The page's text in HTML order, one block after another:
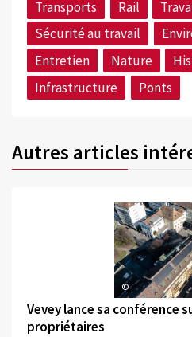
Transports Rail
Sécurité au travail
Entretien
Nature
Infrastructure
Ponts
Autres articles
©
Vevey lance sa conférence
propriétaires